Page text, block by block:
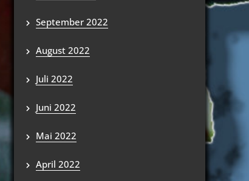
September 2022
August 2022
Juli 2022
Juni 2022
Mai 2022
April 2022